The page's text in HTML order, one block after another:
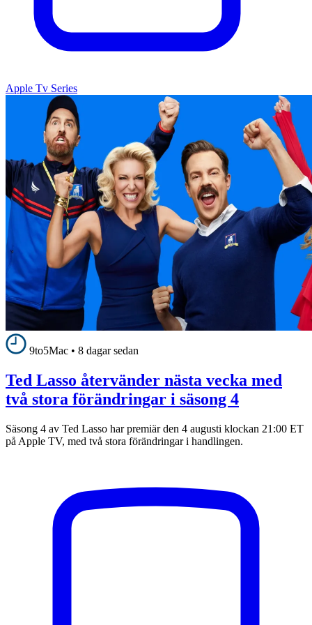
Apple Tv Series
9to5Mac • 8 dagar sedan
Ted Lasso återvänder nästa vecka med
två stora förändringar i säsong 4
Säsong 4 av Ted Lasso har premiär den 4 augusti klockan 21:00 ET
på Apple TV, med två stora förändringar i handlingen.